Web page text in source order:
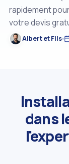
rapidement
votre devis
Albert et Fils
dans